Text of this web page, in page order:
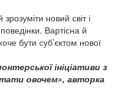
новий світ і
Вартісна й
бути суб’єктом нової
ініціативи з
овочем», авторка